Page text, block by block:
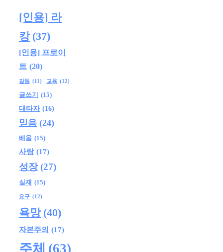
[인용] 라
캉 (37)
[인용] 프로이
트 (20)
갈등 (11) 교육 (12)
글쓰기
(15)
대타자 (16)
믿음 (24)
배움 (15)
사랑 (17)
성장 (27)
실재 (15)
요구 (12)
욕망 (40)
자본주의 (17)
주체 (63)